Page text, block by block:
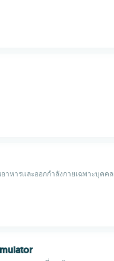
าหารและออกกำลังกายเฉพาะบุคคล